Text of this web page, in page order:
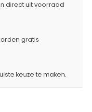
direct uit voorraad
gratis
keuze te maken.